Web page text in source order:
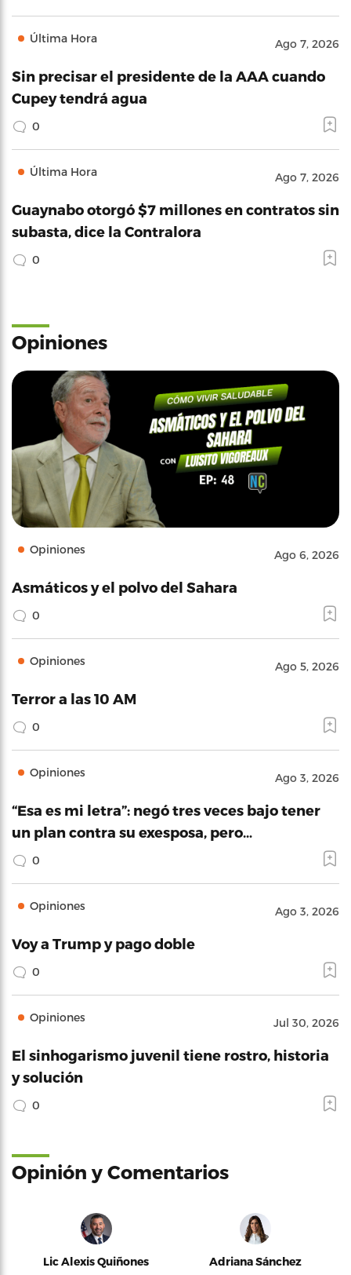
Última Hora Ago 7, 2026
Sin precisar el presidente de la AAA cuando
Cupey tendrá agua
0
Última Hora Ago 7, 2026
Guaynabo otorgó $7 millones en contratos sin
subasta, dice la Contralora
0
Opiniones
Opiniones Ago 6, 2026
Asmáticos y el polvo del Sahara
0
Opiniones Ago 5, 2026
Terror a las 10 AM
0
Opiniones Ago 3, 2026
“Esa es mi letra”: negó tres veces bajo tener
un plan contra su exesposa, pero…
0
Opiniones Ago 3, 2026
Voy a Trump y pago doble
0
Opiniones Jul 30, 2026
El sinhogarismo juvenil tiene rostro, historia
y solución
0
Opinión y Comentarios
Lic Alexis Quiñones Adriana Sánchez